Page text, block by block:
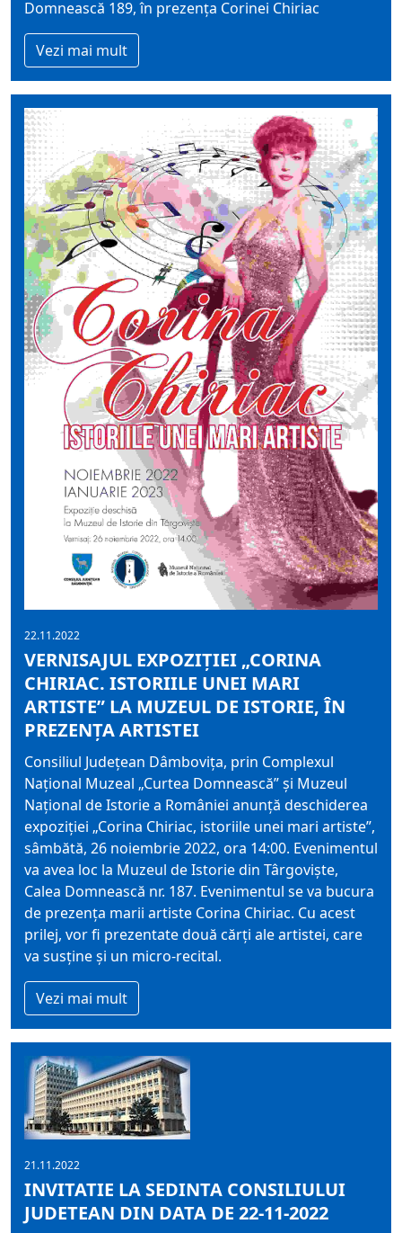
Domnească 189, în prezența Corinei Chiriac
Vezi mai mult
22.11.2022
VERNISAJUL EXPOZIȚIEI „CORINA
CHIRIAC. ISTORIILE UNEI MARI
ARTISTE” LA MUZEUL DE ISTORIE, ÎN
PREZENȚA ARTISTEI
Consiliul Județean Dâmbovița, prin Complexul
Național Muzeal „Curtea Domnească” și Muzeul
Național de Istorie a României anunță deschiderea
expoziției „Corina Chiriac, istoriile unei mari artiste”,
sâmbătă, 26 noiembrie 2022, ora 14:00. Evenimentul
va avea loc la Muzeul de Istorie din Târgoviște,
Calea Domnească nr. 187. Evenimentul se va bucura
de prezența marii artiste Corina Chiriac. Cu acest
prilej, vor fi prezentate două cărți ale artistei, care
va susține și un micro-recital.
Vezi mai mult
21.11.2022
INVITATIE LA SEDINTA CONSILIULUI
JUDETEAN DIN DATA DE 22-11-2022